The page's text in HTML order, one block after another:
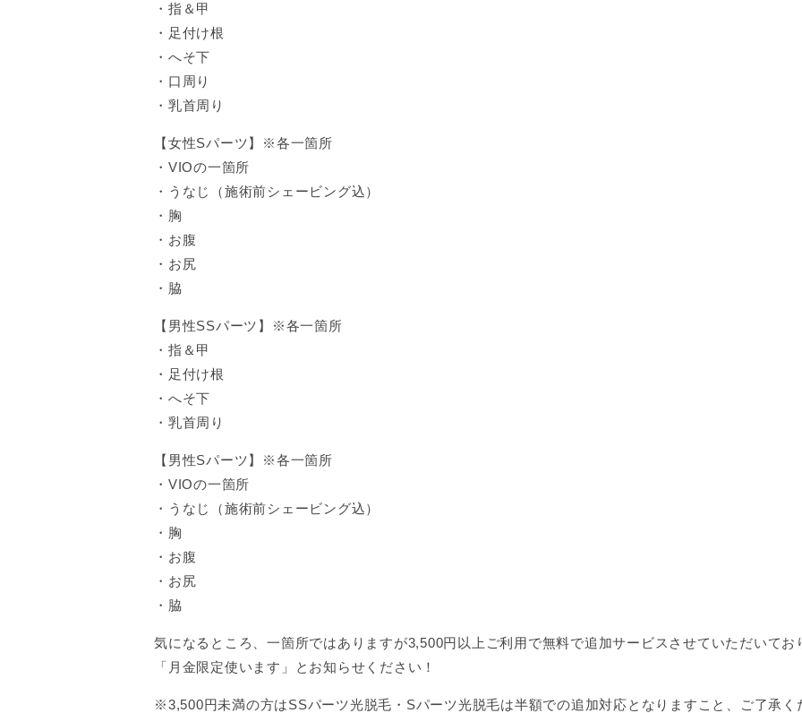
・指＆甲
・足付け根
・へそ下
・口周り
・乳首周り
【女性Sパーツ】※各一箇所
・VIOの一箇所
・うなじ（施術前シェービング込）
・胸
・お腹
・お尻
・脇
【男性SSパーツ】※各一箇所
・指＆甲
・足付け根
・へそ下
・乳首周り
【男性Sパーツ】※各一箇所
・VIOの一箇所
・うなじ（施術前シェービング込）
・胸
・お腹
・お尻
・脇
気になるところ、一箇所ではありますが3,500円以上ご利用で無料で追加サービスさせていただいてお
「月金限定使います」とお知らせください！
※3,500円未満の方はSSパーツ光脱毛・Sパーツ光脱毛は半額での追加対応となりますこと、ご了承く